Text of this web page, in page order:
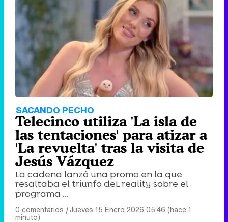
SACANDO PECHO
Telecinco utiliza 'La isla de
las tentaciones' para atizar a
'La revuelta' tras la visita de
Jesús Vázquez
La cadena lanzó una promo en la que
resaltaba el triunfo deL reality sobre el
programa ...
0 comentarios |Jueves 15 Enero 2026 05:46 (hace 1
minuto)